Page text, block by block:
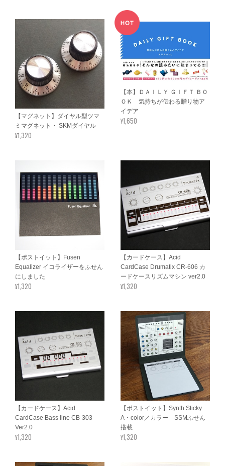
【マグネット】ダイヤル型ツマ
ミマグネット・ SKMダイヤル
¥1,320
【本】ＤＡＩＬＹ ＧＩＦＴ ＢＯ
ＯＫ 気持ちが伝わる贈り物ア
イデア
¥1,650
【ポストイット】Fusen
Equalizer イコライザーをふせん
にしました
¥1,320
【カードケース】Acid
CardCase Drumatix CR-606 カ
ードケースリズムマシン ver2.0
¥1,320
【カードケース】Acid
CardCase Bass line CB-303
Ver2.0
¥1,320
【ポストイット】Synth Sticky
A・color／カラー SSMふせん
搭載
¥1,320